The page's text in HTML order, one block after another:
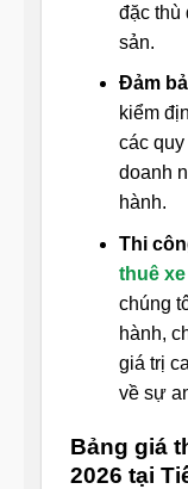
đặc thù
sản.
Đảm
kiểm
các
doanh
hành.
Thi
thuê
chúng
hành,
giá trị
về sự
Bảng giá
2026 tại